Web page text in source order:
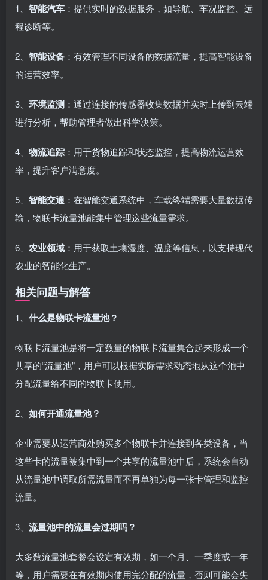
1、 智能汽车 ：提供实时的数据服务，如导航、车况监控、远
程诊断等。
2、 智能设备 ：有效管理不同设备的数据流量，提高智能设备
的运营效率。
3、 环境监测 ：通过连接的传感器收集数据并实时上传到云端
进行分析，帮助管理者做出科学决策。
4、 物流追踪 ：用于货物追踪和状态监控，提高物流运营效
率，提升客户满意度。
5、 智能交通 ：在智能交通系统中，车载终端需要大量数据传
输，物联卡流量池能集中管理这些流量需求。
6、 农业领域 ：用于获取土壤湿度、温度等信息，以支持现代
农业的智能化生产。
相关问题与解答
1、 什么是物联卡流量池？
物联卡流量池是将一定数量的物联卡流量集合起来形成一个
共享的“流量池”，用户可以根据实际需求动态地从这个池中
分配流量给不同的物联卡使用。
2、 如何开通流量池？
企业需要从运营商处购买多个物联卡并连接到各类设备，当
这些卡的流量被集中到一个共享的流量池中后，系统会自动
从流量池中调取所需流量而不再单独为每一张卡管理和监控
流量。
3、 流量池中的流量会过期吗？
大多数流量池套餐会设定有效期，如一个月、一季度或一年
等，用户需要在有效期内使用完分配的流量，否则可能会失